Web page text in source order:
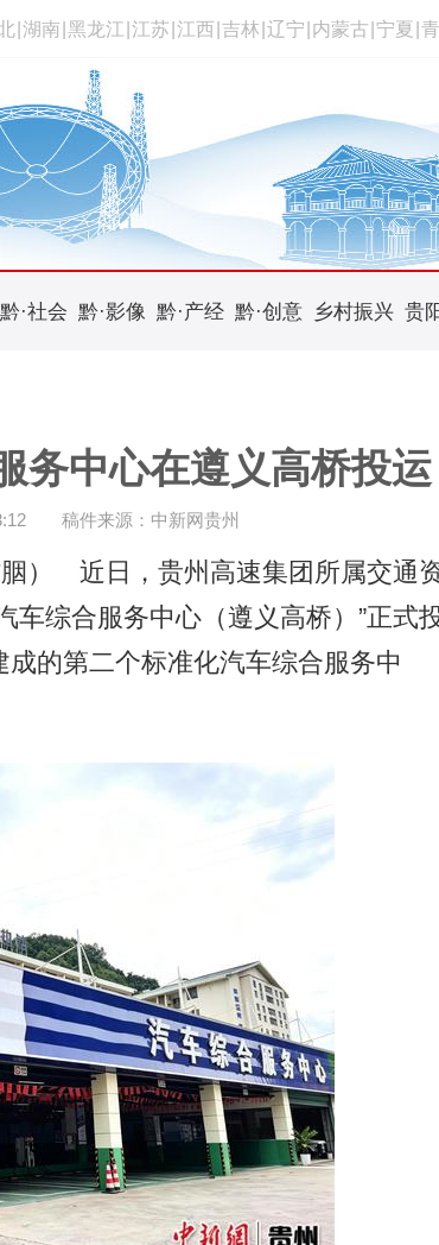
湖南 黑龙江 江苏 江西 吉林 辽宁 内蒙古 宁夏
黔·社会 黔·影像 黔·产经 黔·创意 乡村振兴 贵
务中心在遵义高桥投运
稿件来源：中新网贵州
） 近日，贵州高速集团所属交通
车综合服务中心（遵义高桥）”正式
的第二个标准化汽车综合服务中